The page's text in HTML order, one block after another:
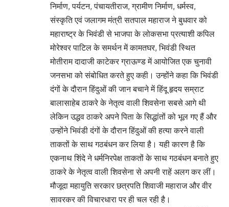
निर्माण, पर्यटन, पंचायतीराज, ग्रामीण निर्माण, धर्मस्व,
संस्कृति एवं जलागम मंत्री सतपाल महाराज ने बुधवार को
महाराष्ट्र के भिवंडी से भाजपा के लोकसभा प्रत्याशी कपिल
मोरेश्वर पाटिल के समर्थन में कामतघर, भिवंडी स्थित
मोतीराम दादाजी काटेकर ग्राऊण्ड में आयोजित एक चुनावी
जनसभा को संबोधित करते हुए कही। उन्होंने कहा कि भिवंडी
दंगों के दौरान हिंदुओं की जान बचाने में हिंदू हृदय सम्राट
बालासाहेब ठाकरे के नेतृत्व वाली शिवसेना सबसे आगे थी
लेकिन उद्धव ठाकरे अपने पिता के सिद्धांतों को भूल गए हैं और
उन्होंने भिवंडी दंगों के दौरान हिंदुओं की हत्या करने वाली
ताकतों के साथ गठबंधन कर लिया है। यही कारण है कि
एकनाथ शिंदे ने धर्मनिरपेक्ष ताकतों के साथ गठबंधन बनाते हुए
ठाकरे के नेतृत्व वाली शिवसेना से अपनी राहें अलग कर लीं।
मौजूदा महायुति सरकार छत्रपति शिवाजी महाराज और वीर
सावरकर की विचारधारा पर ही चल रही है।